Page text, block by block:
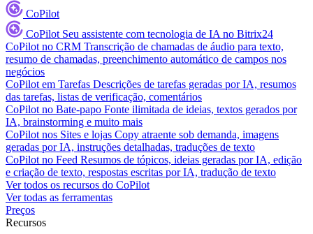
CoPilot
CoPilot Seu assistente com tecnologia de IA no Bitrix24
CoPilot no CRM Transcrição de chamadas de áudio para texto,
resumo de chamadas, preenchimento automático de campos nos
negócios
CoPilot em Tarefas Descrições de tarefas geradas por IA, resumos
das tarefas, listas de verificação, comentários
CoPilot no Bate-papo Fonte ilimitada de ideias, textos gerados por
IA, brainstorming e muito mais
CoPilot nos Sites e lojas Copy atraente sob demanda, imagens
geradas por IA, instruções detalhadas, traduções de texto
CoPilot no Feed Resumos de tópicos, ideias geradas por IA, edição
e criação de texto, respostas escritas por IA, tradução de texto
Ver todos os recursos do CoPilot
Ver todas as ferramentas
Preços
Recursos